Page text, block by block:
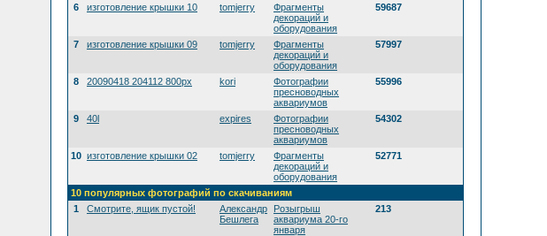
6 изготовление крышки 10 tomjerry
Фрагменты
декораций и
оборудования
59687
7 изготовление крышки 09 tomjerry
Фрагменты
декораций и
оборудования
57997
8 20090418 204112 800px kori
Фотографии
пресноводных
аквариумов
55996
9 40l expires
Фотографии
пресноводных
аквариумов
54302
10 изготовление крышки 02 tomjerry
Фрагменты
декораций и
оборудования
52771
10 популярных фотографий по скачиваниям
1
Смотрите, ящик пустой!
Александр
Бешлега
Розыгрыш
аквариума 20-го
января
213